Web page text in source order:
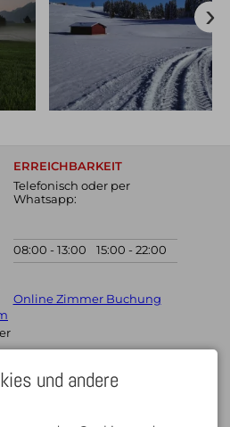
ERREICHBARKEIT
Telefonisch oder per
Whatsapp:
08:00 - 13:00 15:00 - 22:00
Online Zimmer Buchung
und andere